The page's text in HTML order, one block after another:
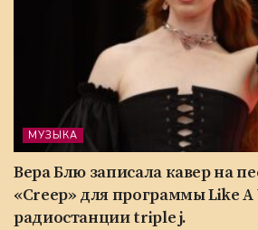
МУЗЫКА
Вера Блю записала кавер на
«Creep» для программы Like A
радиостанции triple j.